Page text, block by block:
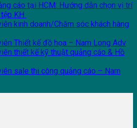
cáo tại HCM: Hướng dẫn chọn vị trí
KH
kinh doanh/Chăm sóc khách hàng
Thiết kế đồ họa – Nam Long Adv
thiết kế kỹ thuật quảng cáo & Hồ
sale thi công quảng cáo – Nam